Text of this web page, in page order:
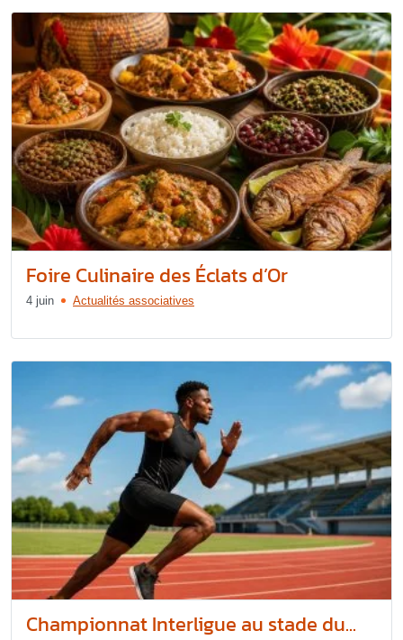
Foire Culinaire des Éclats d’Or
4 juin Actualités associatives
Championnat Interligue au stade du...